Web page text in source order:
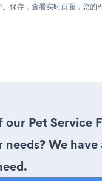
保存，查看实时页面，您的
our Pet Service
We have